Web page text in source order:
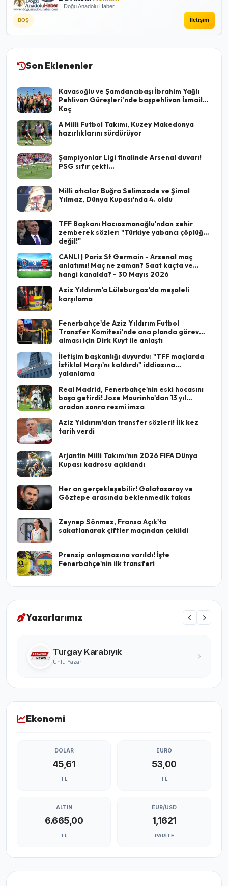
Doğu Anadolu Haber
BOŞ İletişim
Son Eklenenler
Kavasoğlu ve Şamdancıbaşı İbrahim Yağlı
Pehlivan Güreşleri’nde başpehlivan İsmail
Koç
A Milli Futbol Takımı, Kuzey Makedonya
hazırlıklarını sürdürüyor
Şampiyonlar Ligi finalinde Arsenal duvarı!
PSG sıfır çekti...
Milli atıcılar Buğra Selimzade ve Şimal
Yılmaz, Dünya Kupası'nda 4. oldu
TFF Başkanı Hacıosmanoğlu'ndan zehir
zemberek sözler: "Türkiye yabancı çöplüğü
değil!"
CANLI | Paris St Germain - Arsenal maç
anlatımı! Maç ne zaman? Saat kaçta ve
hangi kanalda? - 30 Mayıs 2026
Aziz Yıldırım'a Lüleburgaz'da meşaleli
karşılama
Fenerbahçe'de Aziz Yıldırım Futbol
Transfer Komitesi'nde ana planda görev
alması için Dirk Kuyt ile anlaştı
İletişim başkanlığı duyurdu: "TFF maçlarda
İstiklal Marşı'nı kaldırdı" iddiasına
yalanlama
Real Madrid, Fenerbahçe'nin eski hocasını
başa getirdi! Jose Mourinho'dan 13 yıl
aradan sonra resmi imza
Aziz Yıldırım'dan transfer sözleri! İlk kez
tarih verdi
Arjantin Milli Takımı'nın 2026 FIFA Dünya
Kupası kadrosu açıklandı
Her an gerçekleşebilir! Galatasaray ve
Göztepe arasında beklenmedik takas
Zeynep Sönmez, Fransa Açık'ta
sakatlanarak çiftler maçından çekildi
Prensip anlaşmasına varıldı! İşte
Fenerbahçe'nin ilk transferi
Yazarlarımız
Turgay Karabıyık
Ünlü Yazar
Ekonomi
DOLAR
45,61
TL
EURO
53,00
TL
ALTIN
6.665,00
TL
EUR/USD
1,1621
PARITE